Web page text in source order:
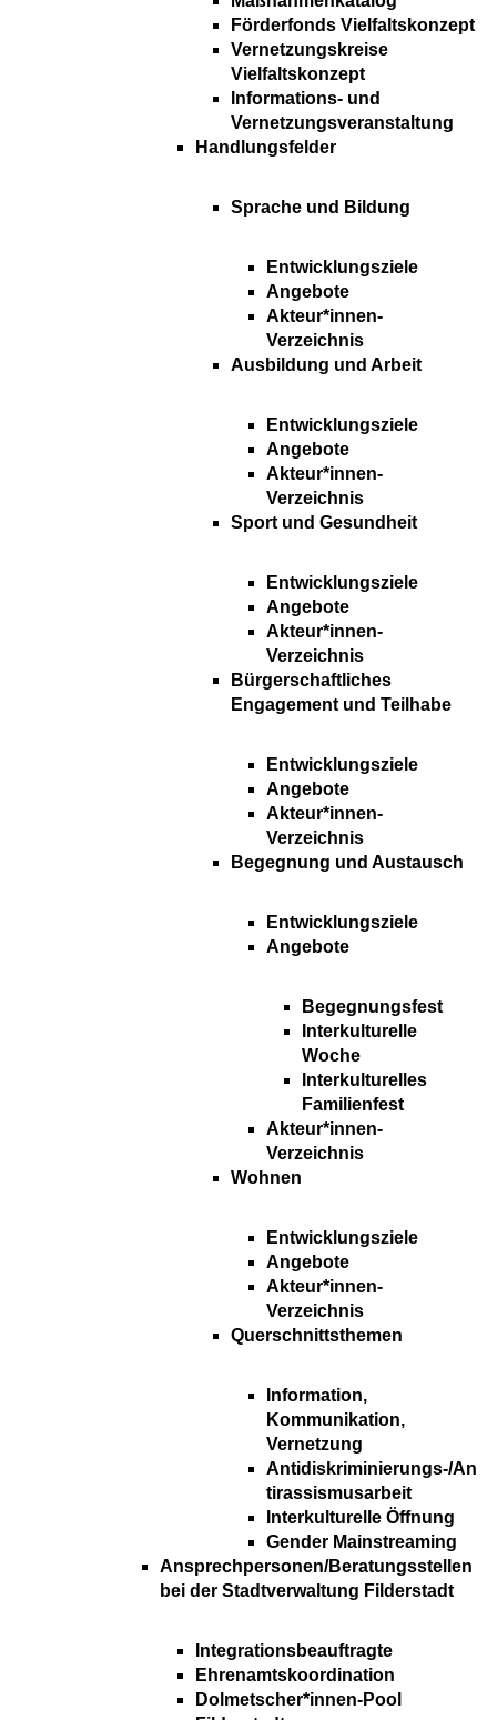
Förderfonds Vielfaltskonzept
Vernetzungskreise
Vielfaltskonzept
Informations- und
Vernetzungsveranstaltung
Handlungsfelder
Sprache und Bildung
Entwicklungsziele
Angebote
Akteur*innen-
Verzeichnis
Ausbildung und Arbeit
Entwicklungsziele
Angebote
Akteur*innen-
Verzeichnis
Sport und Gesundheit
Entwicklungsziele
Angebote
Akteur*innen-
Verzeichnis
Bürgerschaftliches
Engagement und Teilhabe
Entwicklungsziele
Angebote
Akteur*innen-
Verzeichnis
Begegnung und Austausch
Entwicklungsziele
Angebote
Begegnungsfest
Interkulturelle
Woche
Interkulturelles
Familienfest
Akteur*innen-
Verzeichnis
Wohnen
Entwicklungsziele
Angebote
Akteur*innen-
Verzeichnis
Querschnittsthemen
Information,
Kommunikation,
Vernetzung
Antidiskriminierungs-/An
tirassismusarbeit
Interkulturelle Öffnung
Gender Mainstreaming
Ansprechpersonen/Beratungsstellen
bei der Stadtverwaltung Filderstadt
Integrationsbeauftragte
Ehrenamtskoordination
Dolmetscher*innen-Pool